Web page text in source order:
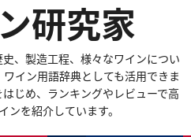
研究家
、製造工程、様々なワインについ
イン用語辞典としても活用できま
じめ、ランキングやレビューで高
ンを紹介しています。